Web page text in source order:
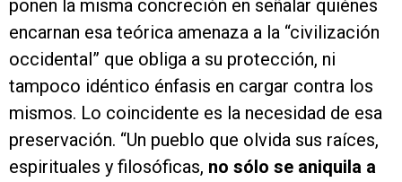
ponen la misma concreción en señalar quiénes
encarnan esa teórica amenaza a la “civilización
occidental” que obliga a su protección, ni
tampoco idéntico énfasis en cargar contra los
mismos. Lo coincidente es la necesidad de esa
preservación. “Un pueblo que olvida sus raíces,
espirituales y filosóficas, no sólo se aniquila a